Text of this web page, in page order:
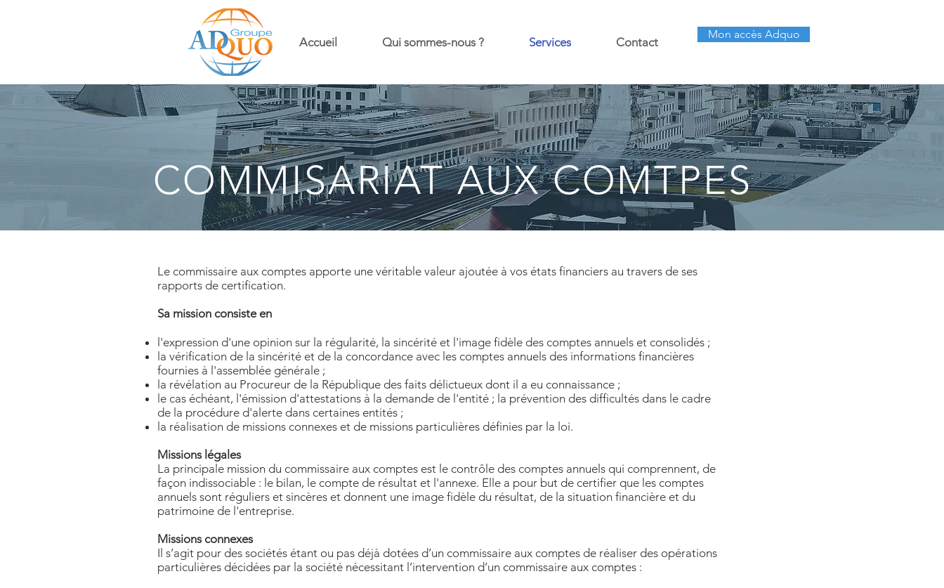
Accueil Qui sommes-nous ? Services Contact
Mon accès Adquo
COMMISARIAT AUX COMTPES
Le commissaire aux comptes apporte une véritable valeur ajoutée à vos états financiers au travers de ses
rapports de certification.
Sa mission consiste en
l'expression d'une opinion sur la régularité, la sincérité et l'image fidèle des comptes annuels et consolidés ;
la vérification de la sincérité et de la concordance avec les comptes annuels des informations financières
fournies à l'assemblée générale ;
la révélation au Procureur de la République des faits délictueux dont il a eu connaissance ;
le cas échéant, l'émission d'attestations à la demande de l'entité ; la prévention des difficultés dans le cadre
de la procédure d'alerte dans certaines entités ;
la réalisation de missions connexes et de missions particulières définies par la loi.
Missions légales
La principale mission du commissaire aux comptes est le contrôle des comptes annuels qui comprennent, de
façon indissociable : le bilan, le compte de résultat et l'annexe. Elle a pour but de certifier que les comptes
annuels sont réguliers et sincères et donnent une image fidèle du résultat, de la situation financière et du
patrimoine de l'entreprise.
Missions connexes
Il s’agit pour des sociétés étant ou pas déjà dotées d’un commissaire aux comptes de réaliser des opérations
particulières décidées par la société nécessitant l’intervention d’un commissaire aux comptes :